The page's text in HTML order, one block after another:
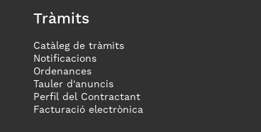
Tràmits
Catàleg de tràmits
Notificacions
Ordenances
Tauler d'anuncis
Perfil del Contractant
Facturació electrònica